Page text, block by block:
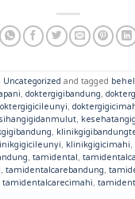
Uncategorized and tagged
, doktergigibandung,
,
,
,
, klinikgigicimahi,
, tamidental,
, tamidentalcarebandung,
tamidentalcarecimahi,